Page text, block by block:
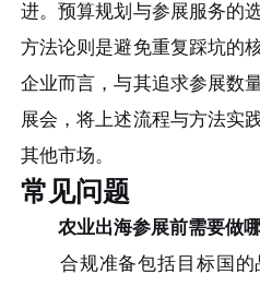
进。预算规划与参展服务的
方法论则是避免重复踩坑的
企业而言，与其追求参展数
展会，将上述流程与方法实
其他市场。
常见问题
农业出海参展前需要做
合规准备包括目标国的